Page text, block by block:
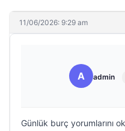
11/06/2026: 9:29 am
A admin
Günlük burç yorumlarını